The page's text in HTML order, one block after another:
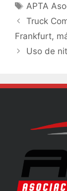
APTA
Truck
Frankfurt,
Uso de